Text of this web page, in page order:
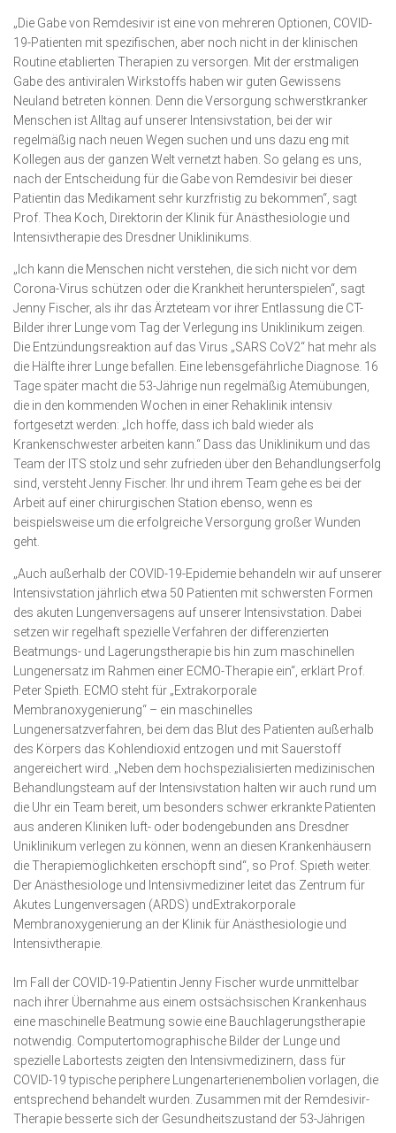
„Die Gabe von Remdesivir ist eine von mehreren Optionen, COVID-
19-Patienten mit spezifischen, aber noch nicht in der klinischen
Routine etablierten Therapien zu versorgen. Mit der erstmaligen
Gabe des antiviralen Wirkstoffs haben wir guten Gewissens
Neuland betreten können. Denn die Versorgung schwerstkranker
Menschen ist Alltag auf unserer Intensivstation, bei der wir
regelmäßig nach neuen Wegen suchen und uns dazu eng mit
Kollegen aus der ganzen Welt vernetzt haben. So gelang es uns,
nach der Entscheidung für die Gabe von Remdesivir bei dieser
Patientin das Medikament sehr kurzfristig zu bekommen“, sagt
Prof. Thea Koch, Direktorin der Klinik für Anästhesiologie und
Intensivtherapie des Dresdner Uniklinikums.
„Ich kann die Menschen nicht verstehen, die sich nicht vor dem
Corona-Virus schützen oder die Krankheit herunterspielen“, sagt
Jenny Fischer, als ihr das Ärzteteam vor ihrer Entlassung die CT-
Bilder ihrer Lunge vom Tag der Verlegung ins Uniklinikum zeigen.
Die Entzündungsreaktion auf das Virus „SARS CoV2“ hat mehr als
die Hälfte ihrer Lunge befallen. Eine lebensgefährliche Diagnose. 16
Tage später macht die 53-Jährige nun regelmäßig Atemübungen,
die in den kommenden Wochen in einer Rehaklinik intensiv
fortgesetzt werden: „Ich hoffe, dass ich bald wieder als
Krankenschwester arbeiten kann.“ Dass das Uniklinikum und das
Team der ITS stolz und sehr zufrieden über den Behandlungserfolg
sind, versteht Jenny Fischer. Ihr und ihrem Team gehe es bei der
Arbeit auf einer chirurgischen Station ebenso, wenn es
beispielsweise um die erfolgreiche Versorgung großer Wunden
geht.
„Auch außerhalb der COVID-19-Epidemie behandeln wir auf unserer
Intensivstation jährlich etwa 50 Patienten mit schwersten Formen
des akuten Lungenversagens auf unserer Intensivstation. Dabei
setzen wir regelhaft spezielle Verfahren der differenzierten
Beatmungs- und Lagerungstherapie bis hin zum maschinellen
Lungenersatz im Rahmen einer ECMO-Therapie ein“, erklärt Prof.
Peter Spieth. ECMO steht für „Extrakorporale
Membranoxygenierung“ – ein maschinelles
Lungenersatzverfahren, bei dem das Blut des Patienten außerhalb
des Körpers das Kohlendioxid entzogen und mit Sauerstoff
angereichert wird. „Neben dem hochspezialisierten medizinischen
Behandlungsteam auf der Intensivstation halten wir auch rund um
die Uhr ein Team bereit, um besonders schwer erkrankte Patienten
aus anderen Kliniken luft- oder bodengebunden ans Dresdner
Uniklinikum verlegen zu können, wenn an diesen Krankenhäusern
die Therapiemöglichkeiten erschöpft sind“, so Prof. Spieth weiter.
Der Anästhesiologe und Intensivmediziner leitet das Zentrum für
Akutes Lungenversagen (ARDS) undExtrakorporale
Membranoxygenierung an der Klinik für Anästhesiologie und
Intensivtherapie.
Im Fall der COVID-19-Patientin Jenny Fischer wurde unmittelbar
nach ihrer Übernahme aus einem ostsächsischen Krankenhaus
eine maschinelle Beatmung sowie eine Bauchlagerungstherapie
notwendig. Computertomographische Bilder der Lunge und
spezielle Labortests zeigten den Intensivmedizinern, dass für
COVID-19 typische periphere Lungenarterienembolien vorlagen, die
entsprechend behandelt wurden. Zusammen mit der Remdesivir-
Therapie besserte sich der Gesundheitszustand der 53-Jährigen